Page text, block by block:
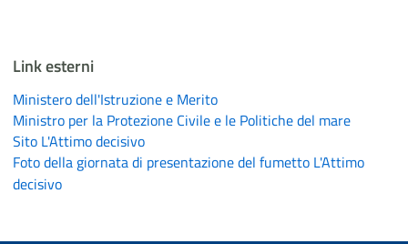
Link esterni
Ministero dell'Istruzione e Merito
Ministro per la Protezione Civile e le Politiche del mare
Sito L'Attimo decisivo
Foto della giornata di presentazione del fumetto L'Attimo
decisivo